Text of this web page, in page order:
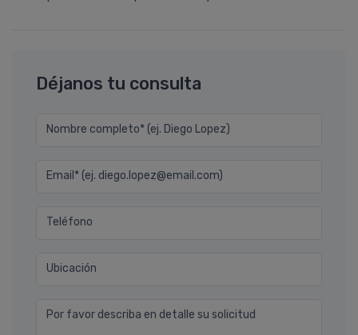
Déjanos tu consulta
Nombre completo* (ej. Diego Lopez)
Email* (ej. diego.lopez@email.com)
Teléfono
Ubicación
Por favor describa en detalle su solicitud